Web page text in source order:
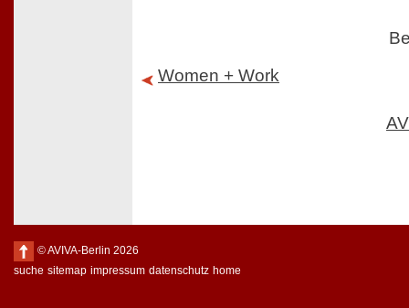
Women + Work
© AVIVA-Berlin 2026
suche sitemap impressum datenschutz home